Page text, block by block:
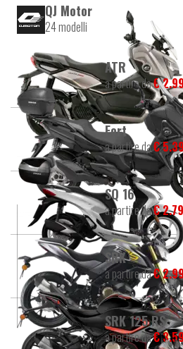
QJ Motor
24 modelli
ATR
a partire da€
Fort
a partire da€
SQ 16
a partire da€
SRK
a partire da€
SRK 125 RS
a partire da€